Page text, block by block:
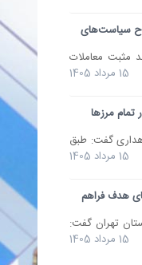
سیاست‌های
مثبت معاملات
15 مرداد 1405
تمام مرزها
گفت: طبق
15 مرداد 1405
هدف فراهم
تهران گفت:
15 مرداد 1405